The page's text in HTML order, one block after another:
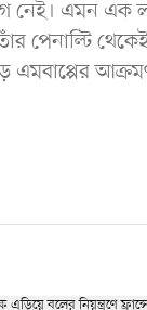
এমন এক
পেনাল্টি
এমবাপ্পের